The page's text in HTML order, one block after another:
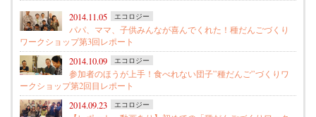
2014.11.05 エコロジー
パパ、ママ、子供みんなが喜んでくれた！種だんごづくり
ワークショップ第3回レポート
2014.10.09
エコロジー
参加者のほうが上手！食べれない団子”種だんご”づくりワ
ークショップ第2回目レポート
2014.09.23
エコロジー